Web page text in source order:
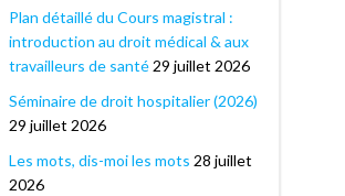
Plan détaillé du Cours magistral :
introduction au droit médical & aux
travailleurs de santé 29 juillet 2026
Séminaire de droit hospitalier (2026)
29 juillet 2026
Les mots, dis-moi les mots 28 juillet
2026